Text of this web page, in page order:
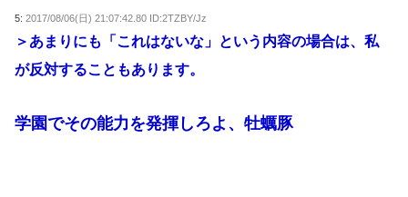
5:2017/08/06(日) 21:07:42.80 ID:2TZBY/Jz
＞あまりにも「これはないな」という内容の場合は、私
が反対することもあります。
学園でその能力を発揮しろよ、牡蠣豚